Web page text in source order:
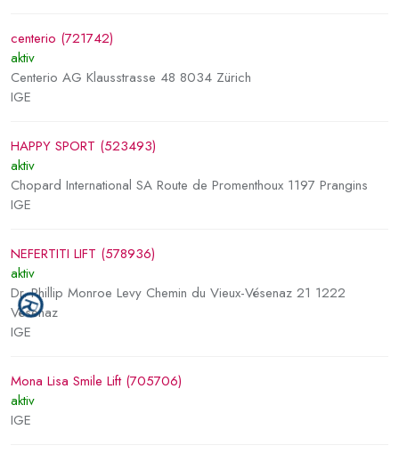
centerio (721742)
aktiv
Centerio AG Klausstrasse 48 8034 Zürich
IGE
HAPPY SPORT (523493)
aktiv
Chopard International SA Route de Promenthoux 1197 Prangins
IGE
NEFERTITI LIFT (578936)
aktiv
Dr. Phillip Monroe Levy Chemin du Vieux-Vésenaz 21 1222
Vésenaz
IGE
Mona Lisa Smile Lift (705706)
aktiv
IGE